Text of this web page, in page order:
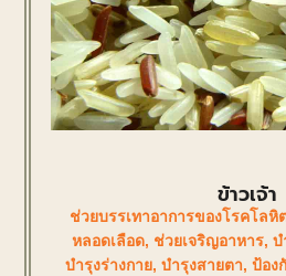
ข้าวเจ้า
ช่วยบรรเทาอาการของโรคโลหิ
หลอดเลือด, ช่วยเจริญอาหาร, บ
บำรุงร่างกาย, บำรุงสายตา, ป้อง